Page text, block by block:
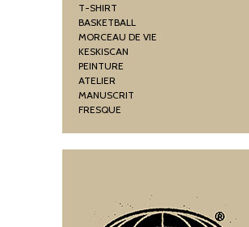
T-SHIRT
BASKETBALL
MORCEAU DE VIE
KESKISCAN
PEINTURE
ATELIER
MANUSCRIT
FRESQUE